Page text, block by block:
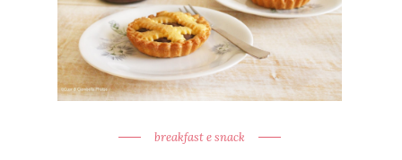
breakfast e snack